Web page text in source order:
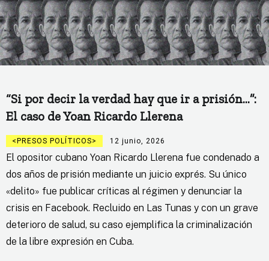
“Si por decir la verdad hay que ir a prisión…”:
El caso de Yoan Ricardo Llerena
PRESOS POLÍTICOS 12 junio, 2026
El opositor cubano Yoan Ricardo Llerena fue condenado a
dos años de prisión mediante un juicio exprés. Su único
«delito» fue publicar críticas al régimen y denunciar la
crisis en Facebook. Recluido en Las Tunas y con un grave
deterioro de salud, su caso ejemplifica la criminalización
de la libre expresión en Cuba.